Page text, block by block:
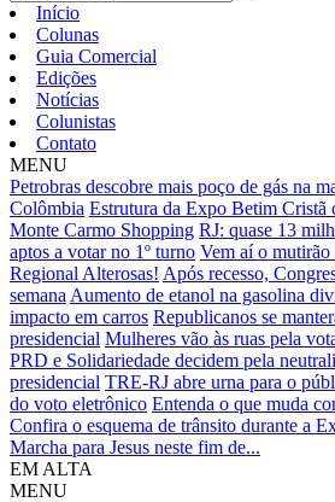
Início
Colunas
Guia Comercial
Edições
Notícias
Colunistas
Contato
MENU
Petrobras descobre mais poço de gás na
Colômbia Estrutura da Expo Betim Cristã
Monte Carmo Shopping RJ: quase 13
aptos a votar no 1º turno Vem aí o mutirão
Regional Alterosas! Após recesso,
semana Aumento de etanol na gasolina
impacto em carros Republicanos se
presidencial Mulheres vão às ruas pela
PRD e Solidariedade decidem pela
presidencial TRE-RJ abre urna para o
do voto eletrônico Entenda o que muda
Confira o esquema de trânsito durante a
Marcha para Jesus neste fim de...
EM ALTA
MENU